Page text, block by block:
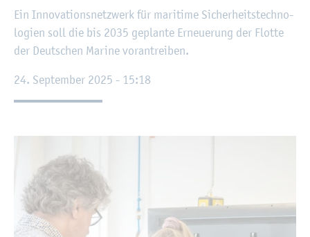
Ein In­no­va­ti­ons­netz­werk für ma­ri­ti­me Si­cher­heits­tech­no­
lo­gi­en soll die bis 2035 ge­plan­te Er­neue­rung der Flot­te
der Deut­schen Ma­ri­ne vor­an­trei­ben.
24. Sep­tem­ber 2025 - 15:18